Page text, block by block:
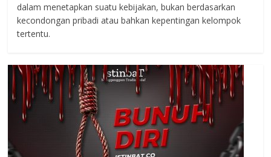
dalam menetapkan suatu kebijakan, bukan berdasarkan
kecondongan pribadi atau bahkan kepentingan kelompok
tertentu.